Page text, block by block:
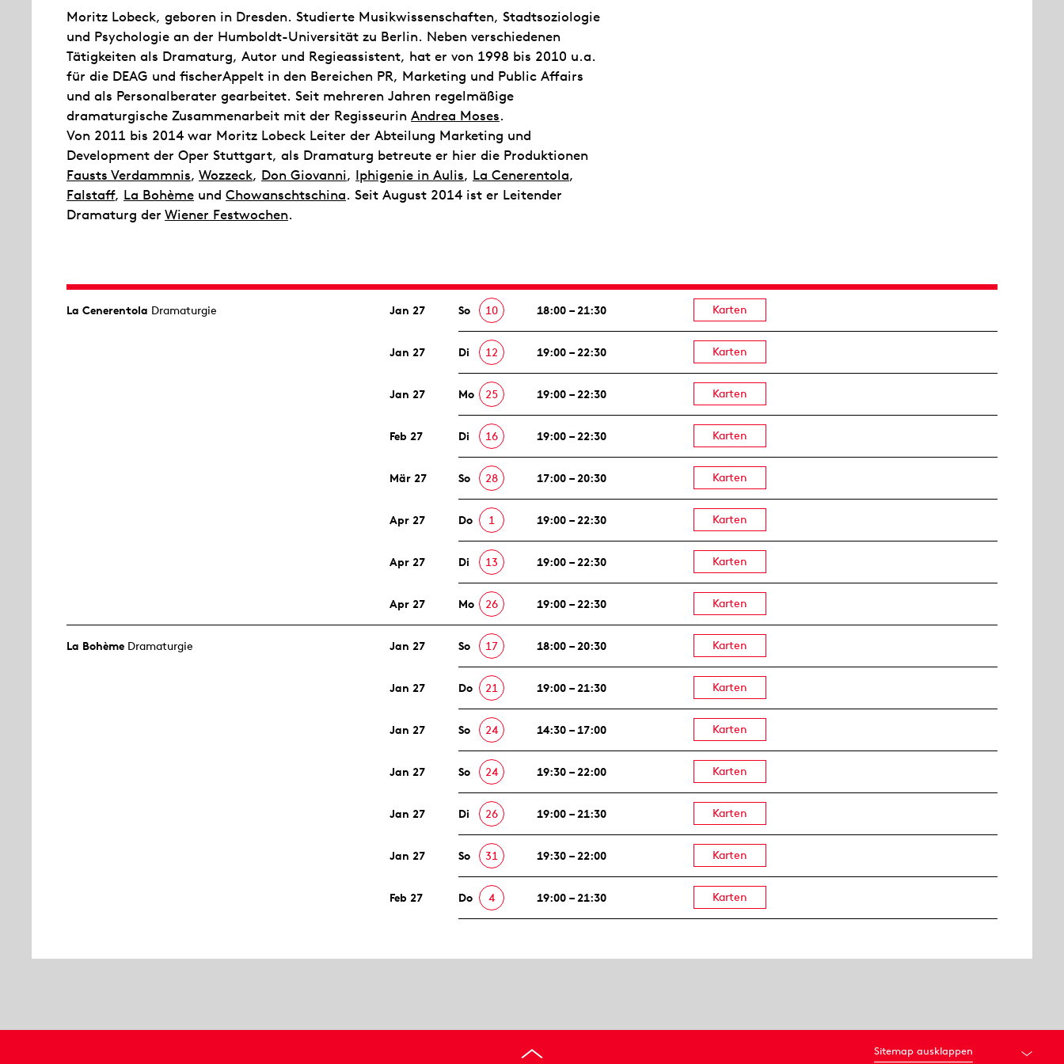
Moritz Lobeck, geboren in Dresden. Studierte Musikwissenschaften, Stadtsoziologie
und Psychologie an der Humboldt-Universität zu Berlin. Neben verschiedenen
Tätigkeiten als Dramaturg, Autor und Regieassistent, hat er von 1998 bis 2010 u.a.
für die DEAG und fischerAppelt in den Bereichen PR, Marketing und Public Affairs
und als Personalberater gearbeitet. Seit mehreren Jahren regelmäßige
dramaturgische Zusammenarbeit mit der Regisseurin Andrea Moses.
Von 2011 bis 2014 war Moritz Lobeck Leiter der Abteilung Marketing und
Development der Oper Stuttgart, als Dramaturg betreute er hier die Produktionen
Fausts Verdammnis, Wozzeck, Don Giovanni, Iphigenie in Aulis, La Cenerentola,
Falstaff, La Bohème und Chowanschtschina. Seit August 2014 ist er Leitender
Dramaturg der Wiener Festwochen.
La Cenerentola Dramaturgie Jan 27 So 10 18:00 – 21:30 Karten
Jan 27 Di 12 19:00 – 22:30 Karten
Jan 27 Mo 25 19:00 – 22:30 Karten
Feb 27 Di 16 19:00 – 22:30 Karten
Mär 27 So 28 17:00 – 20:30 Karten
Apr 27 Do 1 19:00 – 22:30 Karten
Apr 27 Di 13 19:00 – 22:30 Karten
Apr 27 Mo 26 19:00 – 22:30 Karten
La Bohème Dramaturgie Jan 27 So 17 18:00 – 20:30 Karten
Jan 27 Do 21 19:00 – 21:30 Karten
Jan 27 So 24 14:30 – 17:00 Karten
Jan 27 So 24 19:30 – 22:00 Karten
Jan 27 Di 26 19:00 – 21:30 Karten
Jan 27 So 31 19:30 – 22:00 Karten
Feb 27 Do 4 19:00 – 21:30 Karten
Sitemap ausklappen